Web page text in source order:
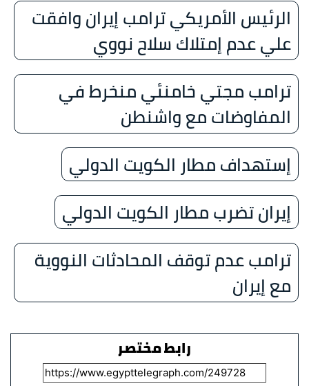
الرئيس الأمريكي ترامب إيران وافقت
علي عدم إمتلاك سلاح نووي
ترامب مجتي خامنئي منخرط في
المفاوضات مع واشنطن
إستهداف مطار الكويت الدولي
إيران تضرب مطار الكويت الدولي
ترامب عدم توقف المحادثات النووية
مع إيران
رابط مختصر